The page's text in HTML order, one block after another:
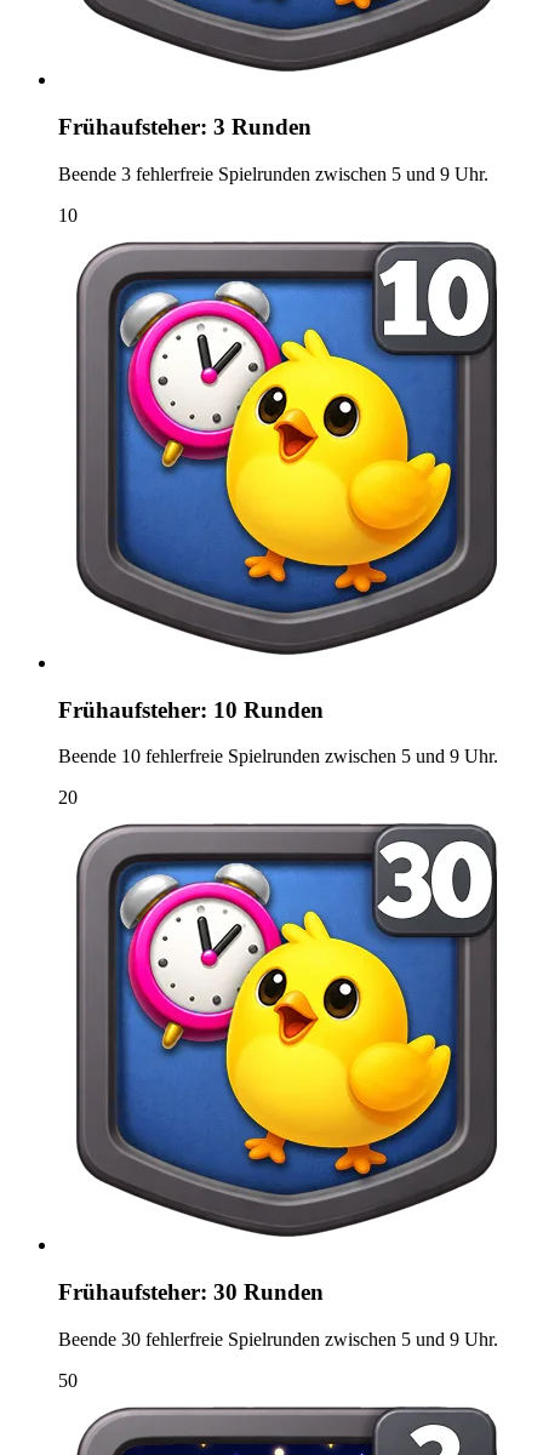
Frühaufsteher: 3 Runden
Beende 3 fehlerfreie Spielrunden zwischen 5 und 9 Uhr.
10
Frühaufsteher: 10 Runden
Beende 10 fehlerfreie Spielrunden zwischen 5 und 9 Uhr.
20
Frühaufsteher: 30 Runden
Beende 30 fehlerfreie Spielrunden zwischen 5 und 9 Uhr.
50